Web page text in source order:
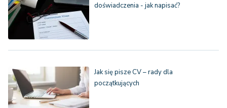
doświadczenia - jak napisać?
Jak się pisze CV – rady dla
początkujących